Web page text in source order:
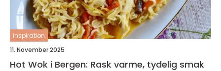
inspiration
11. November 2025
Hot Wok i Bergen: Rask varme, tydelig smak